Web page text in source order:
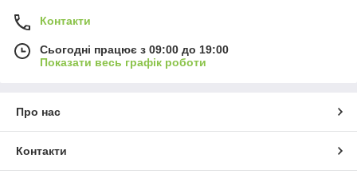
Контакти
Сьогодні працює з 09:00 до 19:00
Показати весь графік роботи
Про нас
Контакти